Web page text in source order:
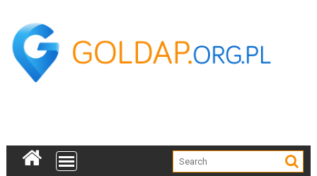
content